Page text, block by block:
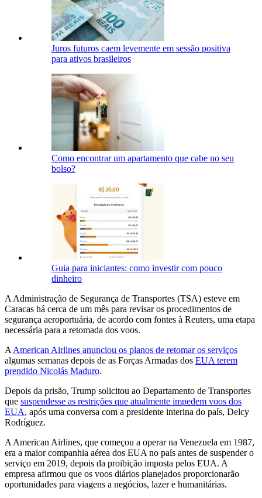
Juros futuros caem levemente em sessão positiva
para ativos brasileiros
Como encontrar um apartamento que cabe no seu
bolso?
Guia para iniciantes: como investir com pouco
dinheiro
A Administração de Segurança de Transportes (TSA) esteve em
Caracas há cerca de um mês para revisar os procedimentos de
segurança aeroportuária, de acordo com fontes à Reuters, uma etapa
necessária para a retomada dos voos.
A American Airlines anunciou os planos de retomar os serviços
algumas semanas depois de as Forças Armadas dos EUA terem
prendido Nicolás Maduro.
Depois da prisão, Trump solicitou ao Departamento de Transportes
que suspendesse as restrições que atualmente impedem voos dos
EUA, após uma conversa com a presidente interina do país, Delcy
Rodríguez.
A American Airlines, que começou a operar na Venezuela em 1987,
era a maior companhia aérea dos EUA no país antes de suspender o
serviço em 2019, depois da proibição imposta pelos EUA. A
empresa afirmou que os voos diários planejados proporcionarão
oportunidades para viagens a negócios, lazer e humanitárias.